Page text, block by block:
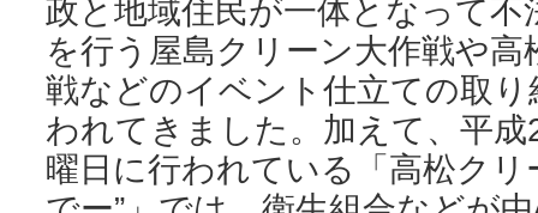
政と地域住民が一体となって
を行う屋島クリーン大作戦や
戦などのイベント仕立ての取
われてきました。加えて、平
曜日に行われている「高松ク